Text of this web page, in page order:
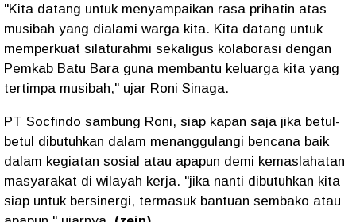
"Kita datang untuk menyampaikan rasa prihatin atas
musibah yang dialami warga kita. Kita datang untuk
memperkuat silaturahmi sekaligus kolaborasi dengan
Pemkab Batu Bara guna membantu keluarga kita yang
tertimpa musibah," ujar Roni Sinaga.
PT Socfindo sambung Roni, siap kapan saja jika betul-
betul dibutuhkan dalam menanggulangi bencana baik
dalam kegiatan sosial atau apapun demi kemaslahatan
masyarakat di wilayah kerja. "jika nanti dibutuhkan kita
siap untuk bersinergi, termasuk bantuan sembako atau